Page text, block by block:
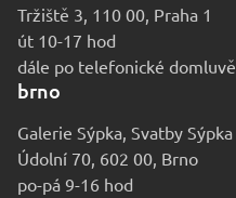
Tržiště 3, 110 00, Praha 1
út 10-17 hod
dále po telefonické domluvě
brno
Galerie Sýpka, Svatby Sýpka
Údolní 70, 602 00, Brno
po-pá 9-16 hod